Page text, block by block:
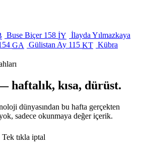
Buse Biçer 158 İY İlayda Yılmazkaya
GA Gülistan Ay 115 KT Kübra
haftalık, kısa, dürüst.
dünyasından bu hafta gerçekten
sadece okunmaya değer içerik.
Tek tıkla iptal